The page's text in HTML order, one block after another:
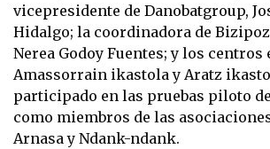
vicepresidente de Danobatgroup,
Hidalgo; la coordinadora de
Nerea Godoy Fuentes; y los centros
Amassorrain ikastola y Aratz
participado en las pruebas piloto
como miembros de las
Arnasa y Ndank-ndank.